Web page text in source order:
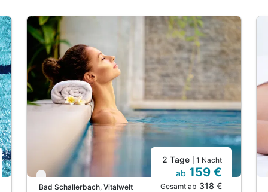
Nur noch bis September
Bad Schallerbach, Vitalwelt
2 Tage | 1 Nacht
ab 159 €
Gesamt ab 318 €